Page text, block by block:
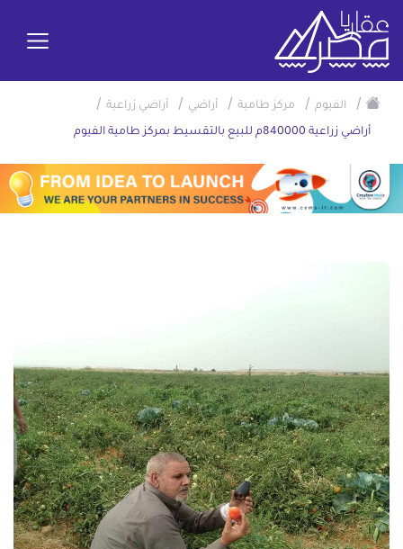
/ الفيوم / مركز طامية / أراضي / أراضي زراعية /
أراضي زراعية 840000م للبيع بالتقسيط بمركز طامية الفيوم